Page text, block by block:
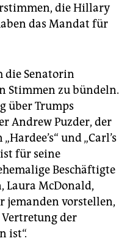
die Hillary
das Mandat für
die Senatorin
Stimmen zu bündeln.
über Trumps
Andrew Puzder, der
und „Carl’s
für seine
Beschäftigte
Laura McDonald,
jemanden vorstellen,
der
ist“.